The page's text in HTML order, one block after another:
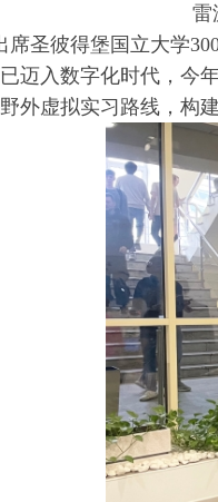
雷
席圣彼得堡国立大学
迈入数字化时代，今
外虚拟实习路线，构